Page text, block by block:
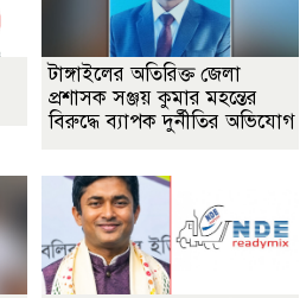
টাঙ্গাইলের অতিরিক্ত জেলা
প্রশাসক সঞ্জয় কুমার মহন্তের
বিরুদ্ধে ব্যাপক দুর্নীতির অভিযোগ